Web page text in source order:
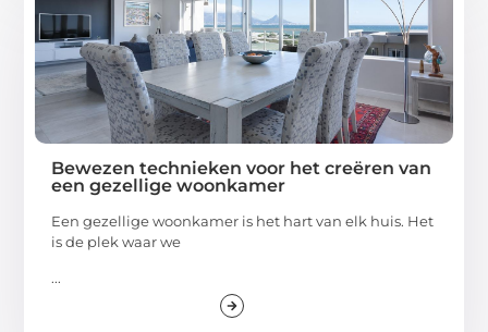
Bewezen technieken voor het creëren van
een gezellige woonkamer
Een gezellige woonkamer is het hart van elk huis. Het
is de plek waar we
...